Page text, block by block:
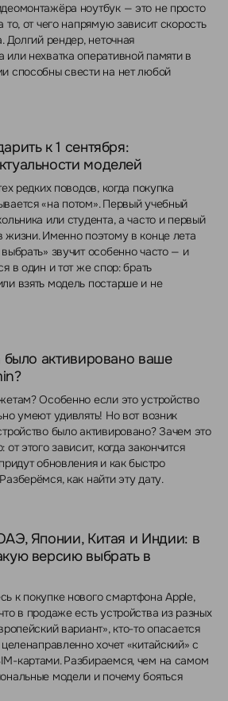
ноутбук — это не просто
то, от чего напрямую зависит скорость
Долгий рендер, неточная
или нехватка оперативной памяти в
способны свести на нет любой
к 1 сентября:
моделей
редких поводов, когда покупка
«на потом». Первый учебный
или студента, а часто и первый
жизни. Именно поэтому в конце лета
звучит особенно часто — и
в один и тот же спор: брать
взять модель постарше и не
было активировано ваше
Особенно если это устройство
умеют удивлять! Но вот возник
было активировано? Зачем это
этого зависит, когда закончится
обновления и как быстро
как найти эту дату.
Японии, Китая и Индии: в
версию выбрать в
к покупке нового смартфона Apple,
в продаже есть устройства из разных
вариант», кто-то опасается
хочет «китайский» с
картами. Разбираемся, чем на самом
модели и почему бояться